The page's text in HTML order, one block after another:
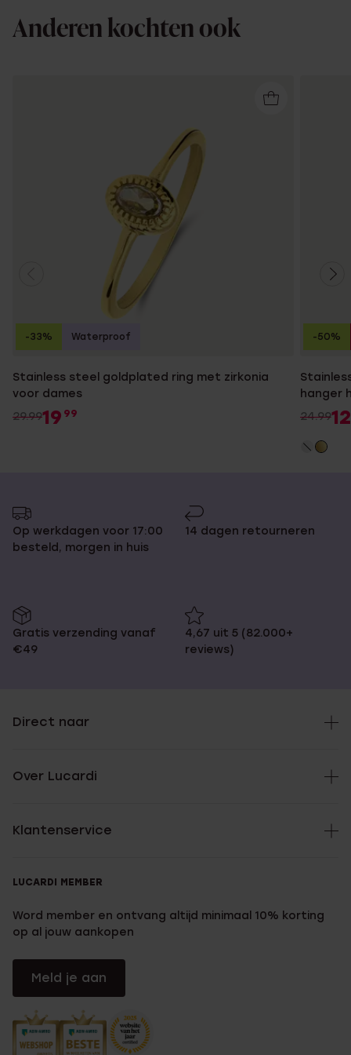
Anderen kochten ook
Stainless steel goldplated ring met zirkonia
voor dames
29.9919 99
-33% Waterproof
hanger
24.9912
-50%
Op werkdagen voor 17:00
besteld, morgen in huis
14 dagen retourneren
Gratis verzending vanaf
€49
4,67 uit 5 (82.000+
reviews)
Direct naar
Over Lucardi
Klantenservice
LUCARDI MEMBER
Word member en ontvang altijd minimaal 10% korting
op al jouw aankopen
Meld je aan